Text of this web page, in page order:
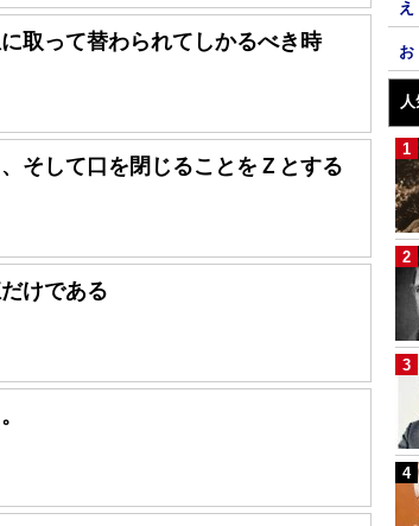
取って替わられてしかるべき時
そして口を閉じることをＺとする
けである
え
お